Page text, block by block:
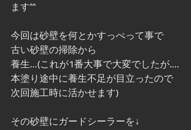
ます^^
今回は砂壁を何とかすっぺって事で
古い砂壁の掃除から
養生...(これが1番大事で大変でしたが....
本塗り途中に養生不足が目立ったので
次回施工時に活かせます)
その砂壁にガードシーラーを↓